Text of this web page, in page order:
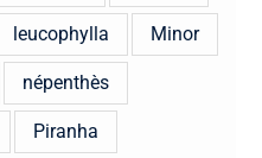
leucophylla Minor
népenthès
Piranha